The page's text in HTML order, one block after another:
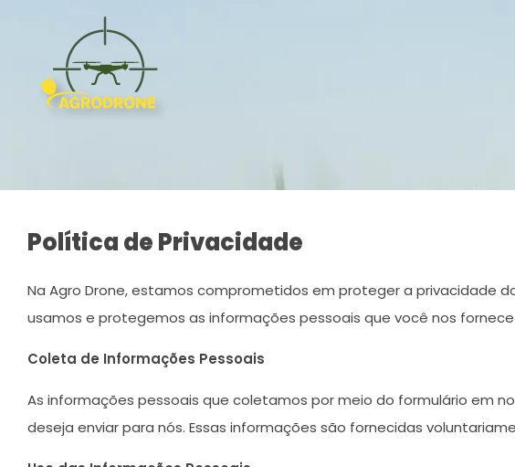
Política de Privacidade
Na Agro Drone, estamos comprometidos em proteger a privacidade
usamos e protegemos as informações pessoais que você nos
Coleta de Informações Pessoais
As informações pessoais que coletamos por meio do formulário em
deseja enviar para nós. Essas informações são fornecidas